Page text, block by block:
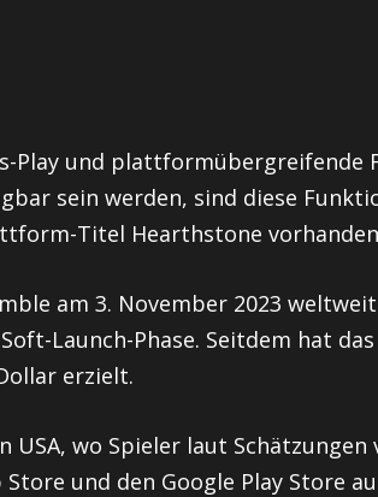
Play und plattformübergreifende
sein werden, sind diese
Titel Hearthstone
am 3. November 2023 weltweit
Launch-Phase. Seitdem hat das
erzielt.
wo Spieler laut Schätzungen
und den Google Play Store